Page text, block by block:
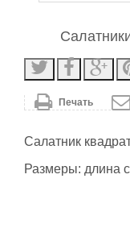
Печать
Салатник
Размеры: длина